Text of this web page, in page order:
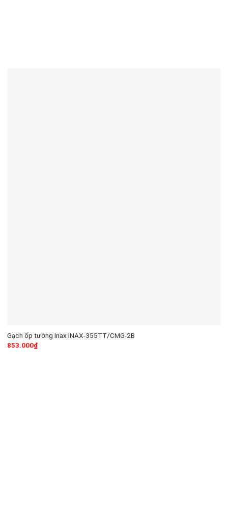
Gạch ốp tường Inax INAX-355TT/CMG-2B
853.000₫